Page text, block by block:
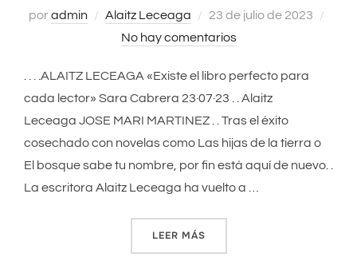
poradmin Alaitz Leceaga
Publicado
el
23 de julio de 2023
No hay comentarios
. . . .ALAITZ LECEAGA «Existe el libro perfecto para
cada lector» Sara Cabrera 23·07·23 . . Alaitz
Leceaga JOSE MARI MARTINEZ . . Tras el éxito
cosechado con novelas como Las hijas de la tierra o
El bosque sabe tu nombre, por fin está aquí de nuevo. .
La escritora Alaitz Leceaga ha vuelto a …
LEER MÁS